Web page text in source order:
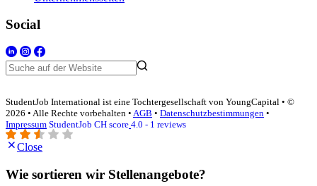
Social
StudentJob International ist eine Tochtergesellschaft von YoungCapital • ©
2026 • Alle Rechte vorbehalten • AGB • Datenschutzbestimmungen •
Impressum StudentJob CH score 4.0 - 1 reviews
Close
Wie sortieren wir Stellenangebote?